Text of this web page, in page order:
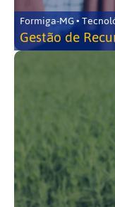
Formiga-MG •
Gestão de